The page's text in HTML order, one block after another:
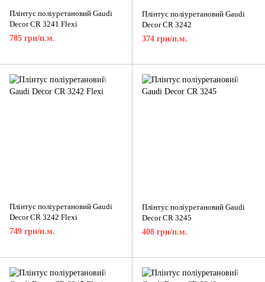
Плінтус поліуретановий Gaudi
Decor CR 3241 Flexi
785 грн/п.м.
Плінтус поліуретановий Gaudi
Decor CR 3242
374 грн/п.м.
Плінтус поліуретановий Gaudi
Decor CR 3242 Flexi
749 грн/п.м.
Плінтус поліуретановий Gaudi
Decor CR 3245
408 грн/п.м.